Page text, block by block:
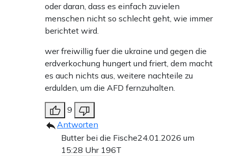
oder daran, dass es einfach zuvielen
menschen nicht so schlecht geht, wie immer
berichtet wird.
wer freiwillig fuer die ukraine und gegen die
erdverkochung hungert und friert, dem macht
es auch nichts aus, weitere nachteile zu
erdulden, um die AFD fernzuhalten.
9
Antworten
Butter bei die Fische24.01.2026 um
15:28 Uhr 196T